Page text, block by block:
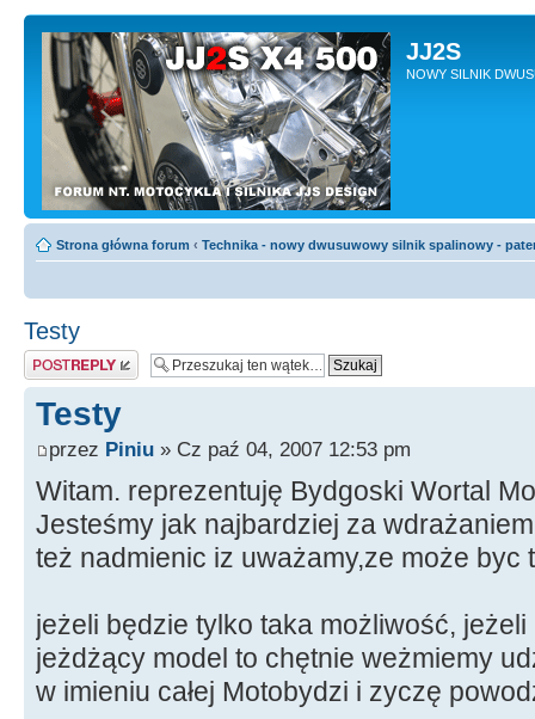
JJ2S
NOWY SILNIK
Strona główna forum ‹ Technika - nowy dwusuwowy silnik spalinowy -
Testy
Odpowiedz
Testy
przez Piniu » Cz paź 04, 2007 12:53 pm
Witam. reprezentuję Bydgoski Wortal
Jesteśmy jak najbardziej za
też nadmienic iz uważamy,ze może byc
jeżeli będzie tylko taka możliwość,
jeżdżący model to chętnie weżmiemy
w imieniu całej Motobydzi i zyczę